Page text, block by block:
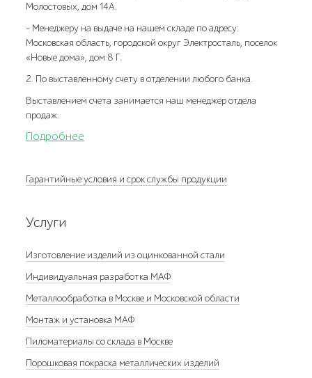
Молостовых, дом 14А.
- Менеджеру на выдаче на нашем складе по адресу:
Московская область, городской округ Электросталь, поселок
«Новые дома», дом 8 Г.
2. По выставленному счету в отделении любого банка.
Выставлением счета занимается наш менеджер отдела
продаж.
Подробнее
Гарантийные условия и срок службы продукции
Услуги
Изготовление изделий из оцинкованной стали
Индивидуальная разработка МАФ
Металлообработка в Москве и Московской области
Монтаж и установка МАФ
Пиломатериалы со склада в Москве
Порошковая покраска металлических изделий